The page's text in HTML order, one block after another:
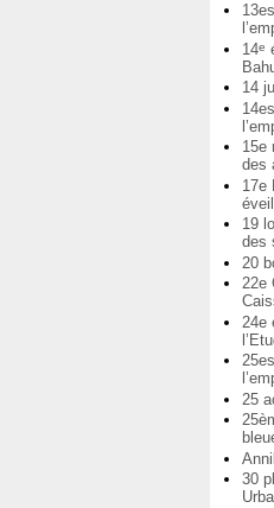
14e
14
15e
des
17e
19
des
20
22e
24e
25
30